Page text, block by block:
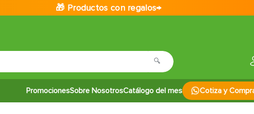
🎁 Productos con regalos→
PromocionesSobre NosotrosCatálogo del mes Cotiza y